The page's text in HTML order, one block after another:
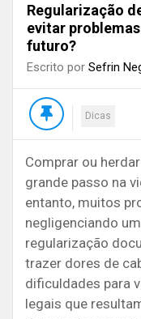
Regularização
evitar
futuro?
Escrito por Sefrin
Dicas
Comprar ou
grande passo na
entanto, muitos
negligenciando
regularização
trazer dores de
dificuldades para
legais que